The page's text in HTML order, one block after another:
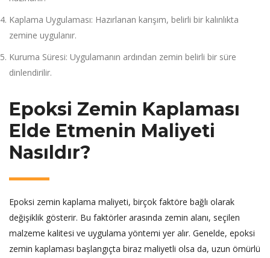
Kaplama Uygulaması: Hazırlanan karışım, belirli bir kalınlıkta
zemine uygulanır.
Kuruma Süresi: Uygulamanın ardından zemin belirli bir süre
dinlendirilir.
Epoksi Zemin Kaplaması
Elde Etmenin Maliyeti
Nasıldır?
Epoksi zemin kaplama maliyeti, birçok faktöre bağlı olarak
değişiklik gösterir. Bu faktörler arasında zemin alanı, seçilen
malzeme kalitesi ve uygulama yöntemi yer alır. Genelde, epoksi
zemin kaplaması başlangıçta biraz maliyetli olsa da, uzun ömürlü